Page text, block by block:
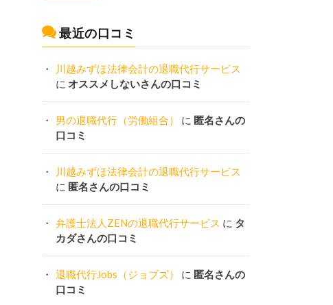
最近の口コミ
川越みずほ法律会計の退職代行サービス
に オススメしないさんの口コミ
男の退職代行（労働組合） に 匿名さんの
口コミ
川越みずほ法律会計の退職代行サービス
に 匿名さんの口コミ
弁護士法人ZENの退職代行サービス に タ
カダさんの口コミ
退職代行Jobs（ジョブズ） に 匿名さんの
口コミ